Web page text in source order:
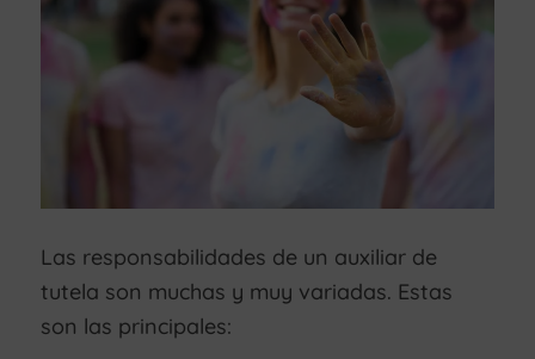
Las responsabilidades de un auxiliar de
tutela son muchas y muy variadas. Estas
son las principales: